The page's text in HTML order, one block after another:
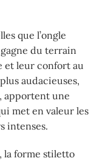
que l’ongle
du terrain
et leur confort au
audacieuses,
apportent une
met en valeur les
intenses.
la forme stiletto